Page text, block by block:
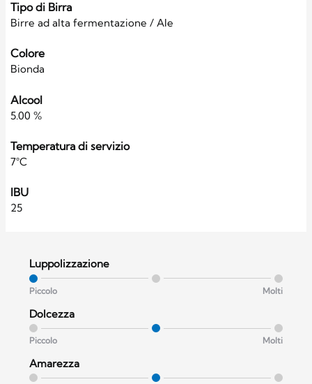
Tipo di Birra
Birre ad alta fermentazione / Ale
Colore
Bionda
Alcool
5.00 %
Temperatura di servizio
7°C
IBU
25
Luppolizzazione
Piccolo Molti
Dolcezza
Piccolo Molti
Amarezza